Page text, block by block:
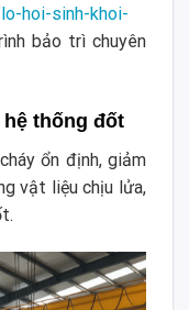
hoi-sinh-khoi-
bảo trì chuyên
thống đốt
ổn định, giảm
vật liệu chịu lửa,